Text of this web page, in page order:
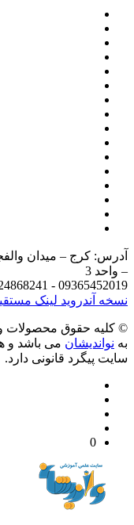
3
09365452019 - 09124868241 -
آندرویدلینک مستقیم
حقوق محصولات و
می باشد و هر
پیگرد قانونی دارد.